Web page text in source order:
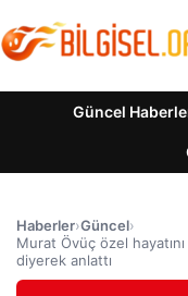
Güncel
Haberler›Güncel›
Murat Övüç özel hayatını
diyerek anlattı